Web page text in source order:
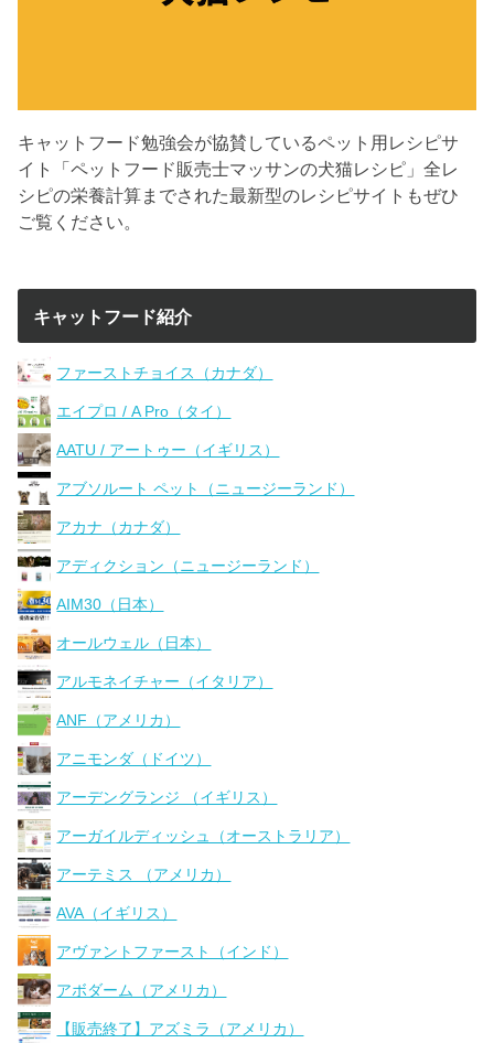
キャットフード勉強会が協賛しているペット用レシピサ
イト「ペットフード販売士マッサンの犬猫レシピ」全レ
シピの栄養計算までされた最新型のレシピサイトもぜひ
ご覧ください。
キャットフード紹介
ファーストチョイス（カナダ）
エイプロ / A Pro（タイ）
AATU / アートゥー（イギリス）
アブソルート ペット（ニュージーランド）
アカナ（カナダ）
アディクション（ニュージーランド）
AIM30（日本）
オールウェル（日本）
アルモネイチャー（イタリア）
ANF（アメリカ）
アニモンダ（ドイツ）
アーデングランジ （イギリス）
アーガイルディッシュ（オーストラリア）
アーテミス （アメリカ）
AVA（イギリス）
アヴァントファースト（インド）
アボダーム（アメリカ）
【販売終了】アズミラ（アメリカ）